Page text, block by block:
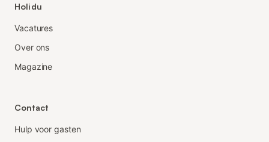
Holidu
Vacatures
Over ons
Magazine
Contact
Hulp voor gasten